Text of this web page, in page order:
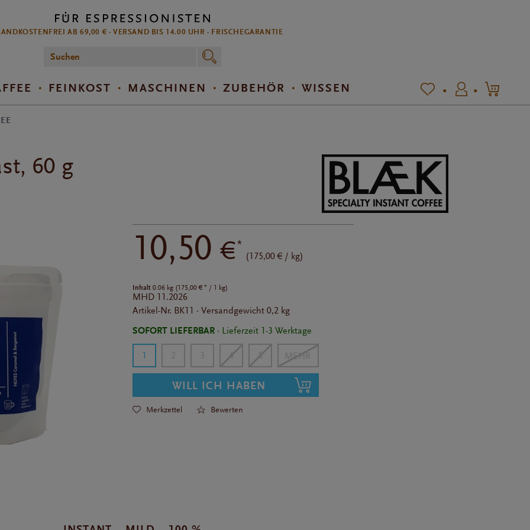
AB 69,00 € · VERSAND BIS 14.00 UHR · FRISCHEGARANTIE
FEINKOST MASCHINEN ZUBEHÖR WISSEN
60 g
10,50€*
(175,00 € / kg)
Inhalt 0.06 kg (175,00 € * / 1 kg)
MHD 11.2026
Artikel-Nr. BK11 · Versandgewicht 0,2 kg
SOFORT LIEFERBAR · Lieferzeit 1-3 Werktage
1 2 3 4 5
WILL ICH HABEN
Merkzettel Bewerten